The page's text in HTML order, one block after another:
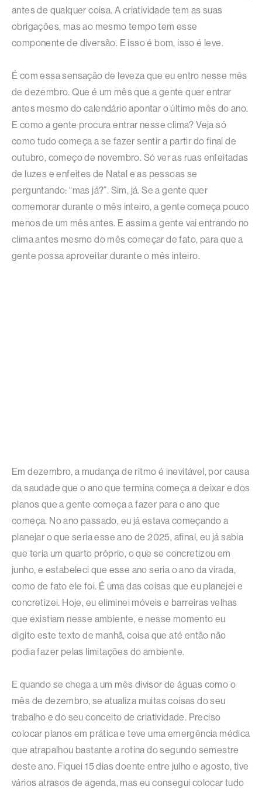
antes de qualquer coisa. A criatividade tem as suas
obrigações, mas ao mesmo tempo tem esse
componente de diversão. E isso é bom, isso é leve.
É com essa sensação de leveza que eu entro nesse mês
de dezembro. Que é um mês que a gente quer entrar
antes mesmo do calendário apontar o último mês do ano.
E como a gente procura entrar nesse clima? Veja só
como tudo começa a se fazer sentir a partir do final de
outubro, começo de novembro. Só ver as ruas enfeitadas
de luzes e enfeites de Natal e as pessoas se
perguntando: “mas já?”. Sim, já. Se a gente quer
comemorar durante o mês inteiro, a gente começa pouco
menos de um mês antes. E assim a gente vai entrando no
clima antes mesmo do mês começar de fato, para que a
gente possa aproveitar durante o mês inteiro.
Em dezembro, a mudança de ritmo é inevitável, por causa
da saudade que o ano que termina começa a deixar e dos
planos que a gente começa a fazer para o ano que
começa. No ano passado, eu já estava começando a
planejar o que seria esse ano de 2025, afinal, eu já sabia
que teria um quarto próprio, o que se concretizou em
junho, e estabeleci que esse ano seria o ano da virada,
como de fato ele foi. É uma das coisas que eu planejei e
concretizei. Hoje, eu eliminei móveis e barreiras velhas
que existiam nesse ambiente, e nesse momento eu
digito este texto de manhã, coisa que até então não
podia fazer pelas limitações do ambiente.
E quando se chega a um mês divisor de águas como o
mês de dezembro, se atualiza muitas coisas do seu
trabalho e do seu conceito de criatividade. Preciso
colocar planos em prática e teve uma emergência médica
que atrapalhou bastante a rotina do segundo semestre
deste ano. Fiquei 15 dias doente entre julho e agosto, tive
vários atrasos de agenda, mas eu consegui colocar tudo